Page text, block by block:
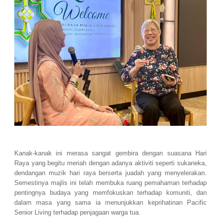
Kanak-kanak ini merasa sangat gembira dengan suasana Hari
Raya yang begitu meriah dengan adanya aktiviti seperti sukaneka,
dendangan muzik hari raya berserta juadah yang menyelerakan.
Semestinya majlis ini telah membuka ruang pemahaman terhadap
pentingnya budaya yang memfokuskan terhadap komuniti, dan
dalam masa yang sama ia menunjukkan keprihatinan Pacific
Senior Living terhadap penjagaan warga tua.